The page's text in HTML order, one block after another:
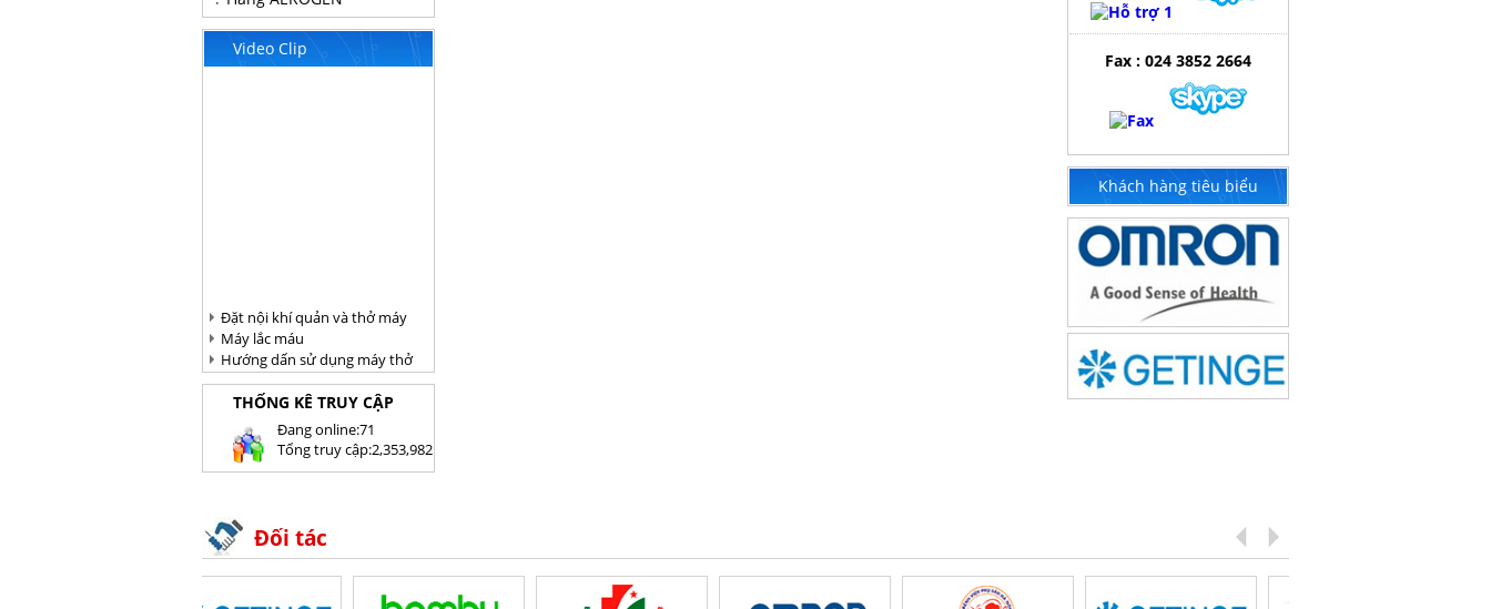
Video Clip
Đặt nội khí quản và thở máy
Máy lắc máu
Hướng dấn sử dụng máy thở
THỐNG KÊ TRUY CẬP
Ðang online:71
Tổng truy cập:2,353,982
Fax : 024 3852 2664
Khách hàng tiêu biểu
Đối tác